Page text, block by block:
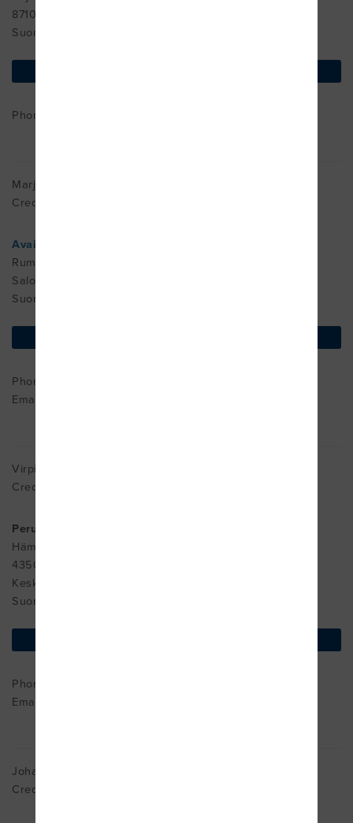
87100
Suomi
Phone : +0401237705
Marja Helskyaho
Cred. MDT
Avain Fysio Oy
Rummunlyöjänkatu 11
Salo
Suomi
Phone : ++358442394644
Email:
Virpi Humppi
Cred. MDT
Perusturvaliikelaitos Saarikka/työterveyshuolto
Hämeenpurontie 9
43500 Karstula
Keski-Suomi 43500
Suomi
Phone : +044-4598890
Email:
Johanna Hurten
Cred. MDT